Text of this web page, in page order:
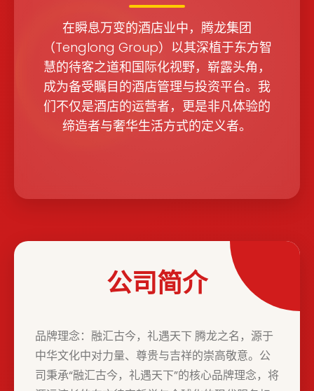
在瞬息万变的酒店业中，腾龙集团
（Tenglong Group）以其深植于东方智
慧的待客之道和国际化视野，崭露头角，
成为备受瞩目的酒店管理与投资平台。我
们不仅是酒店的运营者，更是非凡体验的
缔造者与奢华生活方式的定义者。
公司简介
品牌理念：融汇古今，礼遇天下 腾龙之名，源于
中华文化中对力量、尊贵与吉祥的崇高敬意。公
司秉承“融汇古今，礼遇天下”的核心品牌理念，将